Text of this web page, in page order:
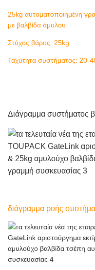
25kg αυτοματοποιημένη
με βαλβίδα άμυλου
Στόχος βάρος: 25kg
Ταχύτητα συστήματος: 20-
Διάγραμμα συστήματος
διάγραμμα ροής